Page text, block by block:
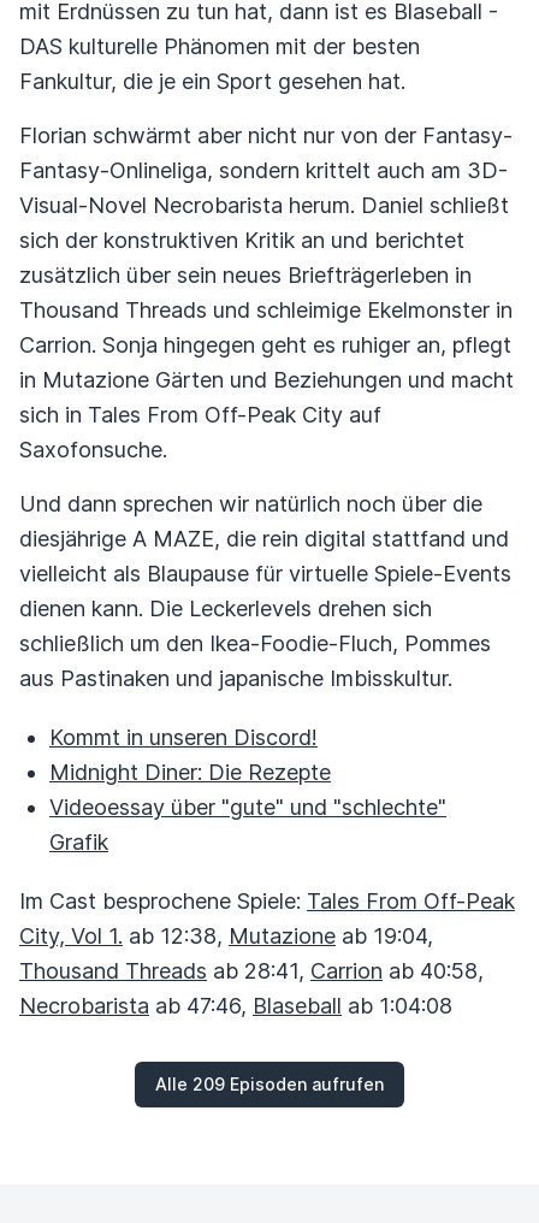
mit Erdnüssen zu tun hat, dann ist es Blaseball -
DAS kulturelle Phänomen mit der besten
Fankultur, die je ein Sport gesehen hat.
Florian schwärmt aber nicht nur von der Fantasy-
Fantasy-Onlineliga, sondern krittelt auch am 3D-
Visual-Novel Necrobarista herum. Daniel schließt
sich der konstruktiven Kritik an und berichtet
zusätzlich über sein neues Briefträgerleben in
Thousand Threads und schleimige Ekelmonster in
Carrion. Sonja hingegen geht es ruhiger an, pflegt
in Mutazione Gärten und Beziehungen und macht
sich in Tales From Off-Peak City auf
Saxofonsuche.
Und dann sprechen wir natürlich noch über die
diesjährige A MAZE, die rein digital stattfand und
vielleicht als Blaupause für virtuelle Spiele-Events
dienen kann. Die Leckerlevels drehen sich
schließlich um den Ikea-Foodie-Fluch, Pommes
aus Pastinaken und japanische Imbisskultur.
Kommt in unseren Discord!
Midnight Diner: Die Rezepte
Videoessay über "gute" und "schlechte"
Grafik
Im Cast besprochene Spiele: Tales From Off-Peak
City, Vol 1. ab 12:38, Mutazione ab 19:04,
Thousand Threads ab 28:41, Carrion ab 40:58,
Necrobarista ab 47:46, Blaseball ab 1:04:08
Alle 209 Episoden aufrufen